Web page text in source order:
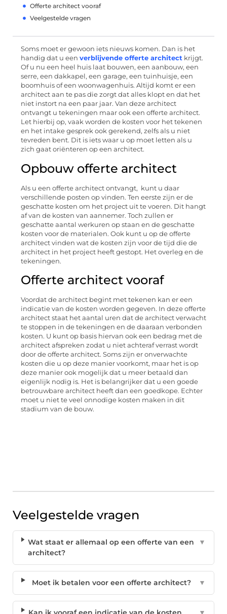
Offerte architect vooraf
Veelgestelde vragen
Soms moet er gewoon iets nieuws komen. Dan is het
handig dat u een verblijvende offerte architect krijgt.
Of u nu een heel huis laat bouwen, een aanbouw, een
serre, een dakkapel, een garage, een tuinhuisje, een
boomhuis of een woonwagenhuis. Altijd komt er een
architect aan te pas die zorgt dat alles klopt en dat het
niet instort na een paar jaar. Van deze architect
ontvangt u tekeningen maar ook een offerte architect.
Let hierbij op, vaak worden de kosten voor het tekenen
en het intake gesprek ook gerekend, zelfs als u niet
tevreden bent. Dit is iets waar u op moet letten als u
zich gaat oriënteren op een architect.
Opbouw offerte architect
Als u een offerte architect ontvangt, kunt u daar
verschillende posten op vinden. Ten eerste zijn er de
geschatte kosten om het project uit te voeren. Dit hangt
af van de kosten van aannemer. Toch zullen er
geschatte aantal werkuren op staan en de geschatte
kosten voor de materialen. Ook kunt u op de offerte
architect vinden wat de kosten zijn voor de tijd die de
architect in het project heeft gestopt. Het overleg en de
tekeningen.
Offerte architect vooraf
Voordat de architect begint met tekenen kan er een
indicatie van de kosten worden gegeven. In deze offerte
architect staat het aantal uren dat de architect verwacht
te stoppen in de tekeningen en de daaraan verbonden
kosten. U kunt op basis hiervan ook een bedrag met de
architect afspreken zodat u niet achteraf verrast wordt
door de offerte architect. Soms zijn er onverwachte
kosten die u op deze manier voorkomt, maar het is op
deze manier ook mogelijk dat u meer betaald dan
eigenlijk nodig is. Het is belangrijker dat u een goede
betrouwbare architect heeft dan een goedkope. Echter
moet u niet te veel onnodige kosten maken in dit
stadium van de bouw.
Veelgestelde vragen
Wat staat er allemaal op een offerte van een
architect?
▼
Moet ik betalen voor een offerte architect? ▼